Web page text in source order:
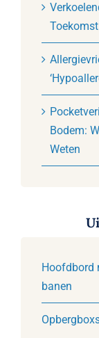
Bodem:
Weten
Hoofdbord
banen